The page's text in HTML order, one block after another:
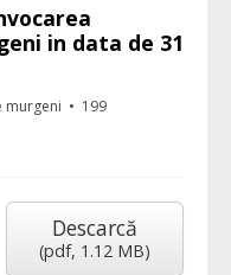
in data de 31
murgeni
199
Descarcă
(pdf, 1.12 MB)